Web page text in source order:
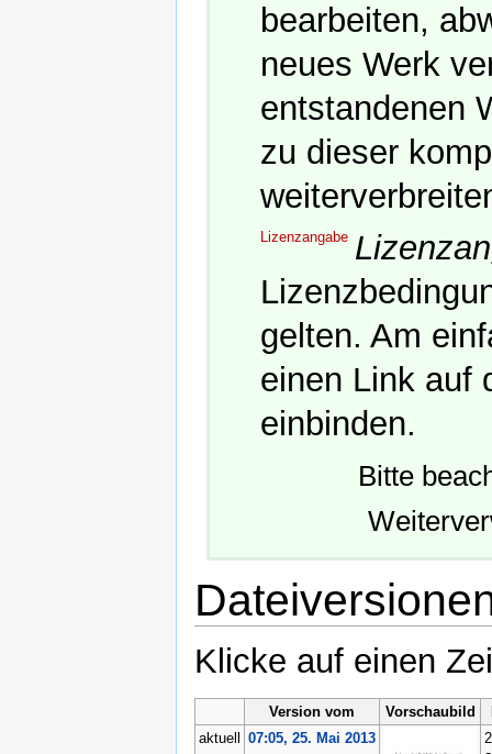
bearbeiten,
neues Werk
entstandenen
zu dieser
Lizenzangabe
gelten. Am
einen Link auf
einbinden.
Bitte
Klicke auf einen
Version vom Vorschaubild
aktuell 07:05, 25. Mai 2013